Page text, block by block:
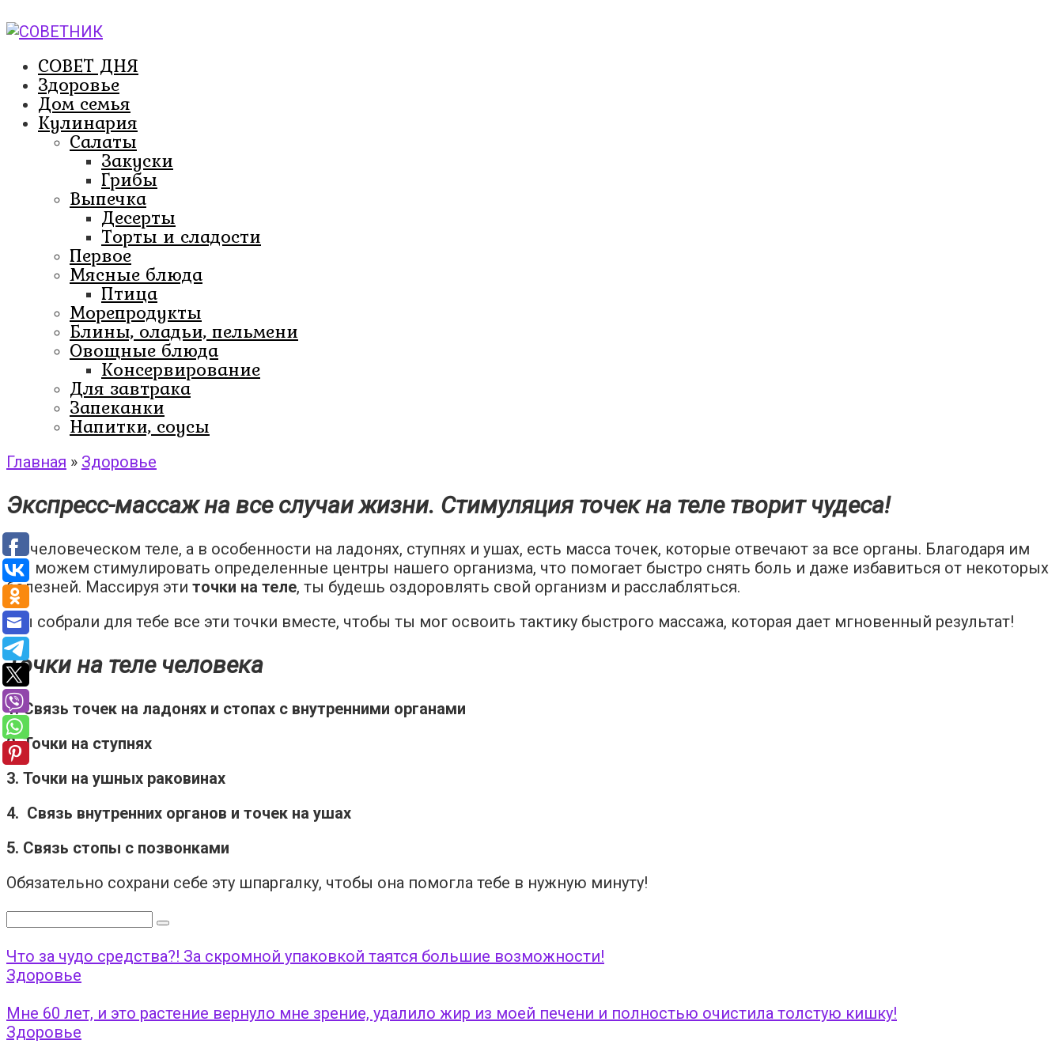
к
СОВЕТ ДНЯ
Здоровье
Дом семья
Кулинария
Салаты
Закуски
Грибы
Выпечка
Десерты
Торты и сладости
Первое
Мясные блюда
Птица
Морепродукты
Блины, оладьи, пельмени
Овощные блюда
Консервирование
Для завтрака
Запеканки
Напитки, соусы
Главная » Здоровье
Экспресс-массаж на все случаи жизни. Стимуляция точек на теле творит чудеса!
На человеческом теле, а в особенности на ладонях, ступнях и ушах, есть масса точек, которые отвечают за все органы. Благодаря им
мы можем стимулировать определенные центры нашего организма, что помогает быстро снять боль и даже избавиться от некоторых
болезней. Массируя эти точки на теле, ты будешь оздоровлять свой организм и расслабляться.
Мы собрали для тебе все эти точки вместе, чтобы ты мог освоить тактику быстрого массажа, которая дает мгновенный результат!
Точки на теле человека
1. Связь точек на ладонях и стопах с внутренними органами
2. Точки на ступнях
3. Точки на ушных раковинах
4. Связь внутренних органов и точек на ушах
5. Связь стопы с позвонками
Обязательно сохрани себе эту шпаргалку, чтобы она помогла тебе в нужную минуту!
Поиск:
Что за чудо средства?! За скромной упаковкой таятся большие возможности!
Здоровье
Мне 60 лет, и это растение вернуло мне зрение, удалило жир из моей печени и полностью очистила толстую кишку!
Здоровье